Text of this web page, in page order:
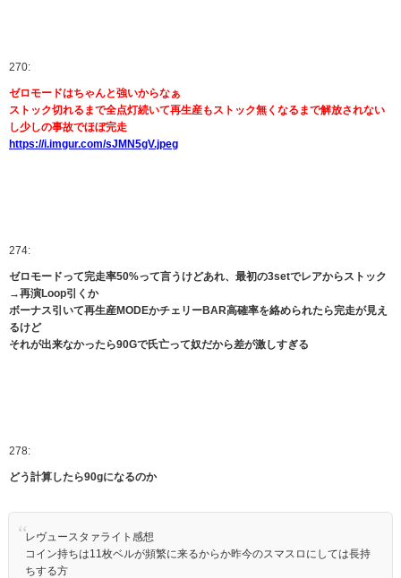
270:
ゼロモードはちゃんと強いからなぁ
ストック切れるまで全点灯続いて再生産もストック無くなるまで解放されない
し少しの事故でほぼ完走
https://i.imgur.com/sJMN5gV.jpeg
274:
ゼロモードって完走率50%って言うけどあれ、最初の3setでレアからストック
→再演Loop引くか
ボーナス引いて再生産MODEかチェリーBAR高確率を絡められたら完走が見え
るけど
それが出来なかったら90Gで氏亡って奴だから差が激しすぎる
278:
どう計算したら90gになるのか
レヴュースタァライト感想
コイン持ちは11枚ベルが頻繁に来るからか昨今のスマスロにしては長持
ちする方